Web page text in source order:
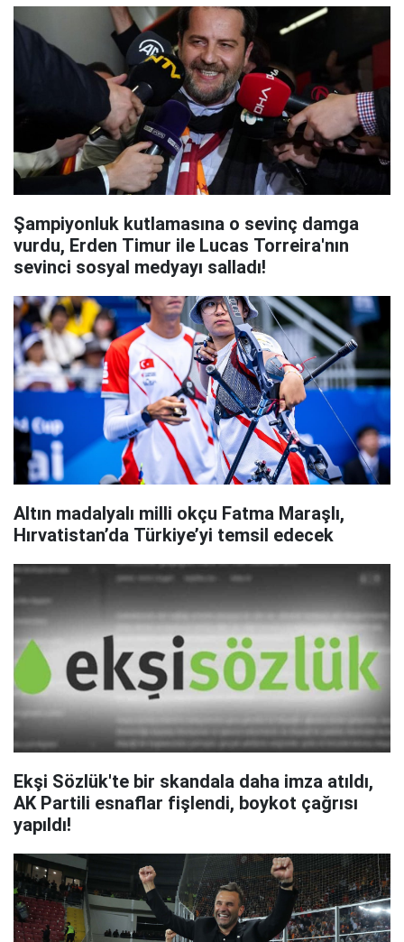
Şampiyonluk kutlamasına o sevinç damga
vurdu, Erden Timur ile Lucas Torreira'nın
sevinci sosyal medyayı salladı!
Altın madalyalı milli okçu Fatma Maraşlı,
Hırvatistan’da Türkiye’yi temsil edecek
Ekşi Sözlük'te bir skandala daha imza atıldı,
AK Partili esnaflar fişlendi, boykot çağrısı
yapıldı!